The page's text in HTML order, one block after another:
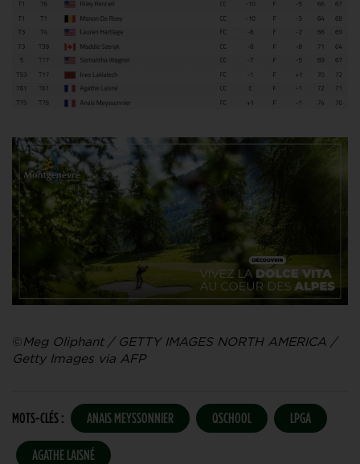
©Meg Oliphant / GETTY IMAGES NORTH AMERICA /
Getty Images via AFP
MOTS-CLÉS : ANAIS MEYSSONNIER QSCHOOL LPGA
AGATHE LAISNÉ